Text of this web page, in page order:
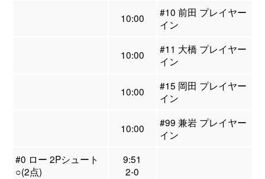
10:00
#10 前田 プレイヤー
イン
10:00
#11 大橋 プレイヤー
イン
10:00
#15 岡田 プレイヤー
イン
10:00
#99 兼岩 プレイヤー
イン
#0 ロー 2Pシュート
○(2点)
9:51
2-0